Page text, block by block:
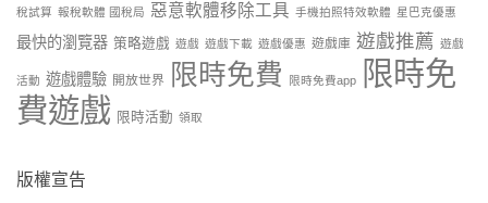
稅試算 報稅軟體 國稅局 惡意軟體移除工具 手機拍照特效軟體 星巴克優惠
最快的瀏覽器 策略遊戲 遊戲 遊戲下載 遊戲優惠 遊戲庫 遊戲推薦 遊戲
活動 遊戲體驗 開放世界 限時免費 限時免費app
限時免
費遊戲 限時活動 領取
版權宣告